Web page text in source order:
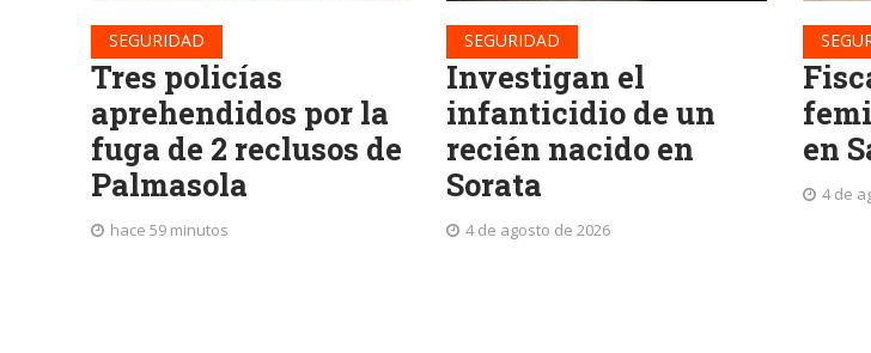
SEGURIDAD
Tres policías
aprehendidos por la
fuga de 2 reclusos de
Palmasola
hace 59 minutos
SEGURIDAD
Investigan el
infanticidio de un
recién nacido en
Sorata
4 de agosto de 2026
en
4 de